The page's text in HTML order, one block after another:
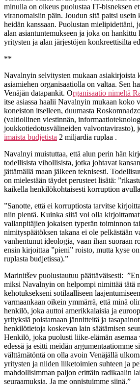
minulla on oikeus puolustaa IT-bisneksen
viranomaisiin päin. Joudun sitä paitsi
heidän kanssaan. Puolustan mielipidettäni,
alan asiantuntemukseen ja joka on hankittu
yritysten ja alan järjestöjen konkreettisilta
**
Navalnyin selvitysten mukaan asiakirjoista
asiamiehen organisaatiolla on valtaa. Sen
Venäjän datapankit. Organisaatio nimeltä
itse asiassa haalii Navalnyin mukaan koko
koneiston itselleen, duumasta
(valtiollinen viestinnän,
joukkotiedotusvälineiden valvontavirasto),
imaista budjetista 2 miljardia ruplaa .
Navalnyi muistuttaa, että alun perin hän
todellisista vihollisista, jotka johtavat
jättämällä maan jälkeen teknisesti.
on mielestään täydet perusteet lisätä:
kaikella henkilökohtaisesti korruption
”Sanotte, että ei korruptiosta tarvitse
niin pientä. Kuinka siitä voi olla
vallanpitäjien jokaisen typerän toiminnon
nimityspäätöksen takana ei ole pelkästään
vanhentunut ideologia, vaan ihan suoraan
ensin kirjoittaa ”pieni” roisto, mutta kyse
ruplasta budjetissa).”
Marinitšev puolustautuu päättäväisesti:
miksi Navalnyin on helpompi nimittää tätä
kehotuksekseni sotilaalliseen
varmaankaan oikein ymmärrä, että minä
henkilö, joka auttoi amerikkalaisia ja
yrityksiä poistamaan jännitteitä ja
henkilötietoja koskevan lain säätämisen
Henkilö, joka puolusti liike-elämän asemaa
edessä ja esitti meidän argumentaatiomme
välttämätöntä on olla avoin Venäjällä
yritysten ja niiden liiketoimien suhteen ja
mahdollisimman paljon erittäin radikaalin
seuraamuksia. Ja me onnistuimme siinä.”